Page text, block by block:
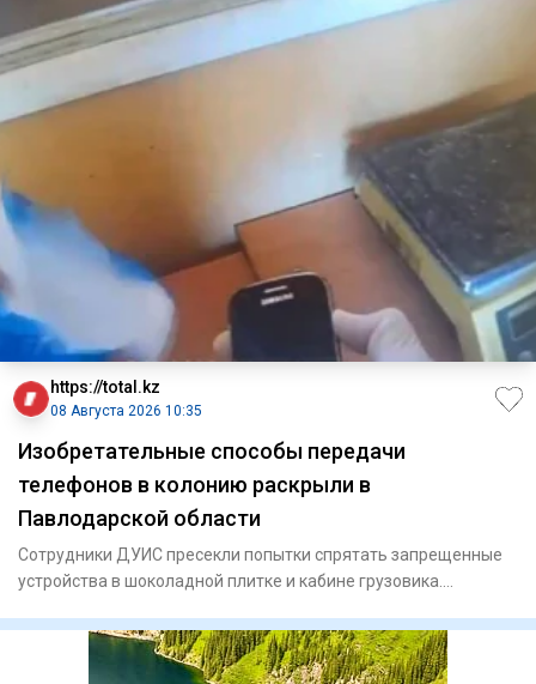
https://total.kz
08 Августа 2026 10:35
Изобретательные способы передачи
телефонов в колонию раскрыли в
Павлодарской области
Сотрудники ДУИС пресекли попытки спрятать запрещенные
устройства в шоколадной плитке и кабине грузовика.